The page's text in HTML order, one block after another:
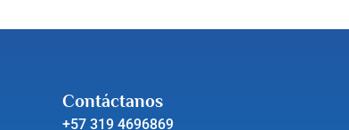
Contáctanos
+57 319 4696869